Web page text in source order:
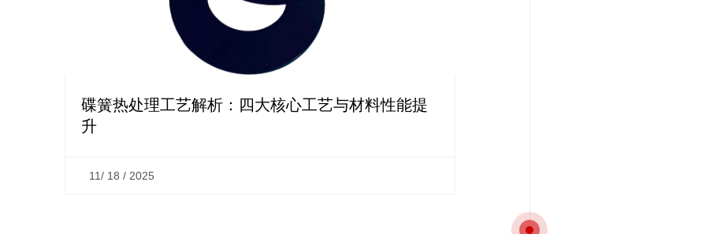
碟簧热处理工艺解析：四大核心工艺与材料性能提
升
11/ 18 / 2025